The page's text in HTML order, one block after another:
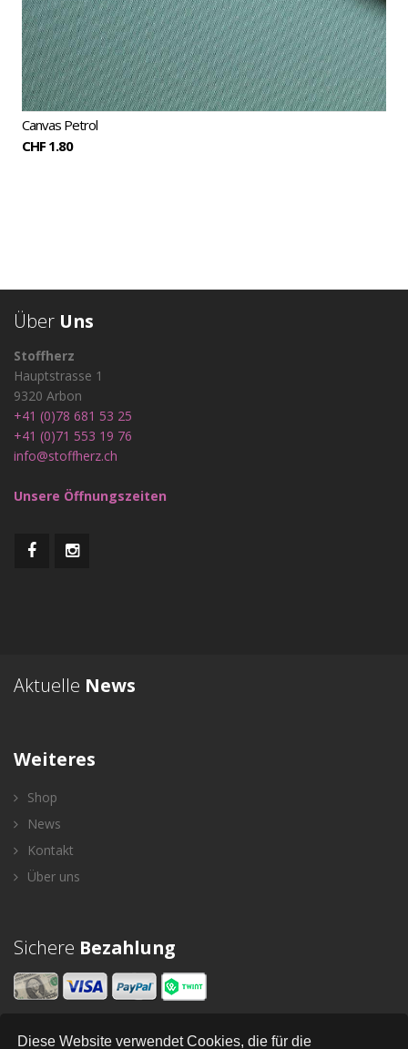
Diese Website verwendet Cookies, die für die
Canvas Petrol
CHF 1.80
Über Uns
Stoffherz
Hauptstrasse 1
9320 Arbon
+41 (0)78 681 53 25
+41 (0)71 553 19 76
info@stoffherz.ch
Unsere Öffnungszeiten
Aktuelle News
Weiteres
Shop
News
Kontakt
Über uns
Sichere Bezahlung